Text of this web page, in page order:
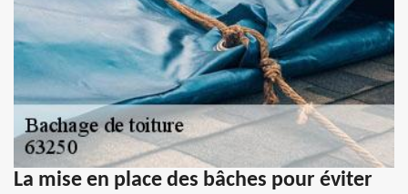
La mise en place des bâches pour éviter